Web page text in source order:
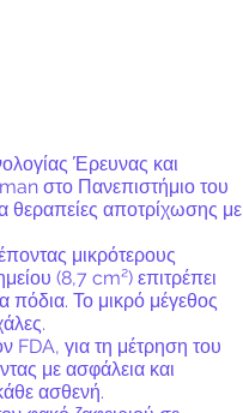
Έρευνας και
στο Πανεπιστήμιο του
θεραπείες αποτρίχωσης με
μικρότερους
(8,7 cm²) επιτρέπει
πόδια. Το μικρό μέγεθος
FDA, για τη μέτρηση του
με ασφάλεια και
ασθενή.